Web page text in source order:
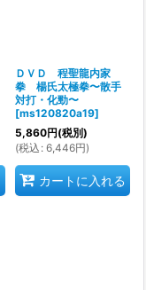
ＤＶＤ 程聖龍内家
拳 楊氏太極拳〜散手
対打・化勁〜
[ms120820a19]
5,860円(税別)
(税込 : 6,446円)
カートに入れる